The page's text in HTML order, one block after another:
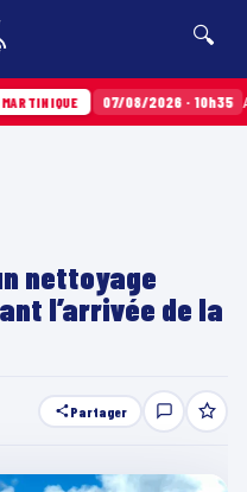
🔍
07/08/2026 · 10h35 Airbags
nettoyage
l’arrivée de la
Partager